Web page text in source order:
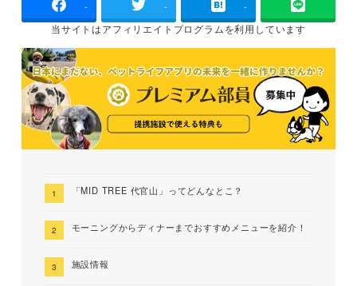
- - -
当サイトはアフィリエイトプログラムを利用しています
「MID TREE 代官山」ってどんなとこ？
モーニングからディナーまでおすすめメニューを紹介！
施設情報